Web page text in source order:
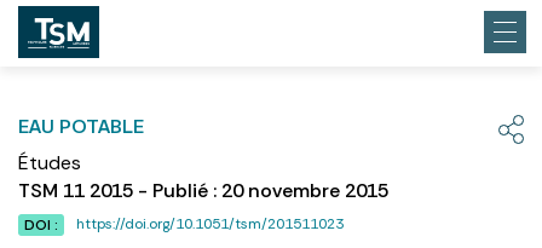
EAU POTABLE
Études
TSM 11 2015 - Publié : 20 novembre 2015
DOI : https://doi.org/10.1051/tsm/201511023